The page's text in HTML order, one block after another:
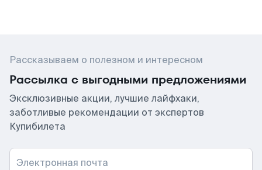
Рассказываем о полезном и интересном
Рассылка с выгодными предложениями
Эксклюзивные акции, лучшие лайфхаки,
заботливые рекомендации от экспертов
Купибилета
Электронная почта